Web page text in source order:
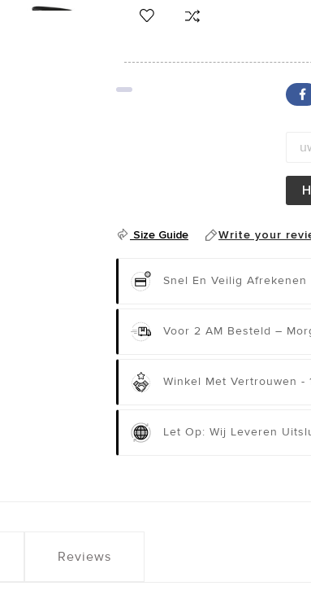
Size Guide Write your
Snel En Veilig Afrekenen
Voor 2 AM Besteld –
Winkel Met Vertrouwen -
Let Op: Wij Leveren
Reviews